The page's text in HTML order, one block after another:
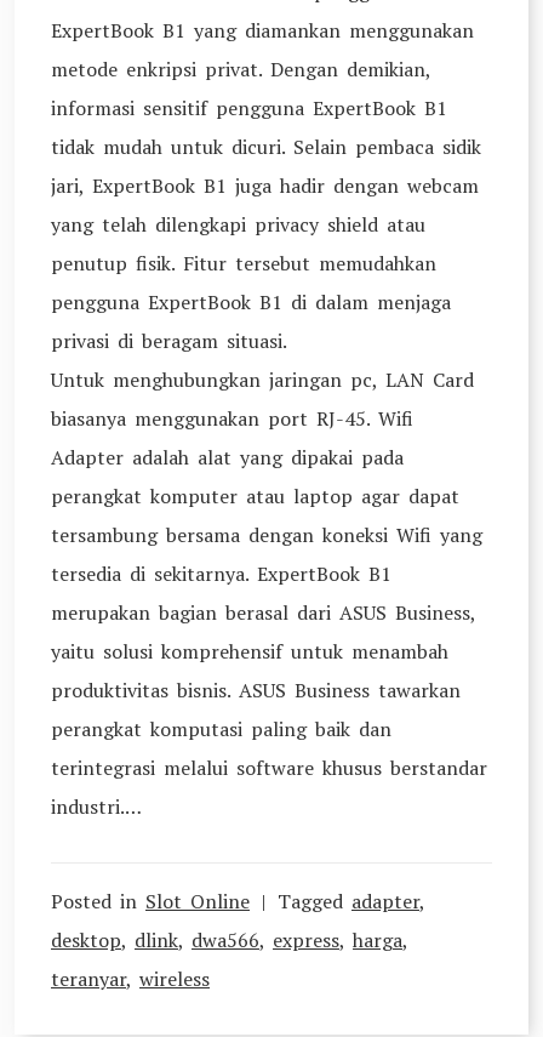
ExpertBook B1 yang diamankan menggunakan
metode enkripsi privat. Dengan demikian,
informasi sensitif pengguna ExpertBook B1
tidak mudah untuk dicuri. Selain pembaca sidik
jari, ExpertBook B1 juga hadir dengan webcam
yang telah dilengkapi privacy shield atau
penutup fisik. Fitur tersebut memudahkan
pengguna ExpertBook B1 di dalam menjaga
privasi di beragam situasi.
Untuk menghubungkan jaringan pc, LAN Card
biasanya menggunakan port RJ-45. Wifi
Adapter adalah alat yang dipakai pada
perangkat komputer atau laptop agar dapat
tersambung bersama dengan koneksi Wifi yang
tersedia di sekitarnya. ExpertBook B1
merupakan bagian berasal dari ASUS Business,
yaitu solusi komprehensif untuk menambah
produktivitas bisnis. ASUS Business tawarkan
perangkat komputasi paling baik dan
terintegrasi melalui software khusus berstandar
industri.…
Posted in Slot Online Tagged adapter,
desktop, dlink, dwa566, express, harga,
teranyar, wireless